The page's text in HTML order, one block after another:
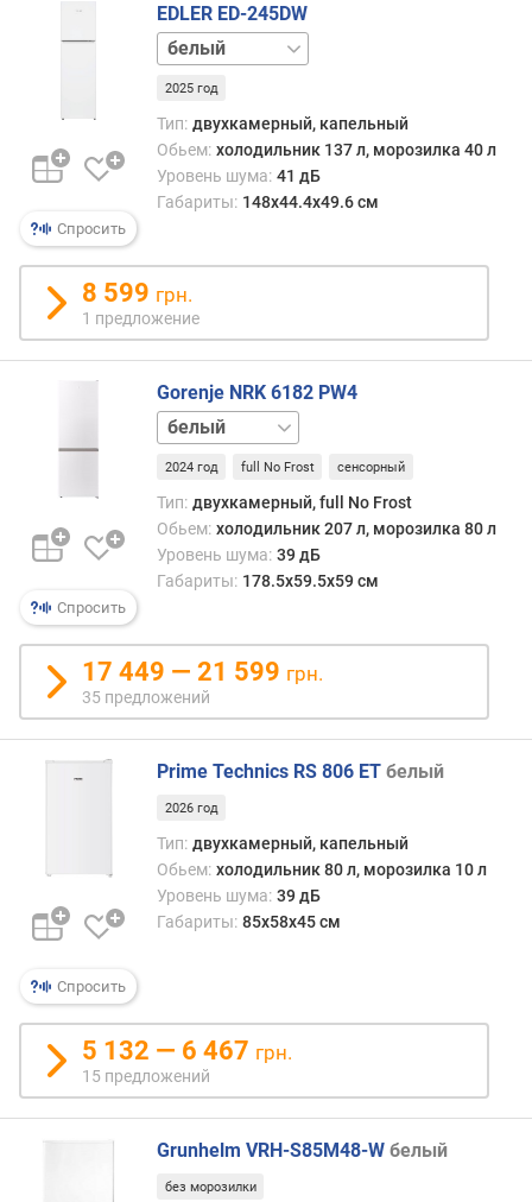
и
л
н
к
а
м
ъ
е
м
о
о
л
а
м
р
ы
(
л
)
Спросить
EDLER ED-245DW
нержавейка
2025 год
Тип: двухкамерный, капельный
Обьем: холодильник 137 л, морозилка 40 л
Уровень шума: 41 дБ
Габариты: 148х44.4х49.6 см
8 599 грн.
1 предложение
Спросить
Gorenje NRK 6182 PW4
серый
2024 год full No Frost сенсорный
Тип: двухкамерный, full No Frost
Обьем: холодильник 207 л, морозилка 80 л
Уровень шума: 39 дБ
Габариты: 178.5x59.5x59 см
17 449 — 21 599 грн.
35 предложений
Спросить
Prime Technics RS 806 ET белый
2026 год
Тип: двухкамерный, капельный
Обьем: холодильник 80 л, морозилка 10 л
Уровень шума: 39 дБ
Габариты: 85х58х45 см
5 132 — 6 467 грн.
15 предложений
Grunhelm VRH-S85M48-W белый
без морозилки